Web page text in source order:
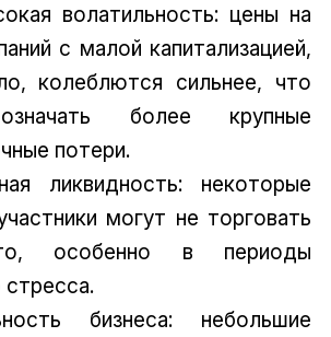
волатильность: цены на
с малой капитализацией,
колеблются сильнее, что
более крупные
потери.
ликвидность: некоторые
могут не торговать
особенно в периоды
бизнеса: небольшие